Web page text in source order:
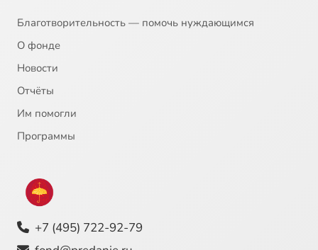
Благотворительность — помочь нуждающимся
О фонде
Новости
Отчёты
Им помогли
Программы
+7 (495) 722-92-79